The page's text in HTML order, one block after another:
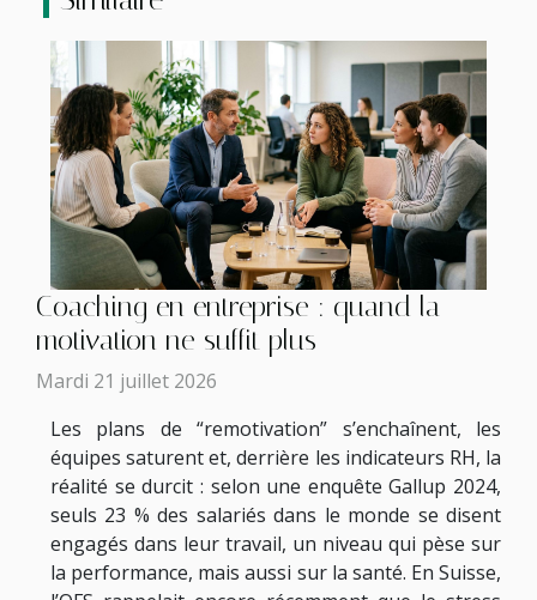
Coaching en entreprise : quand la
motivation ne suffit plus
Mardi 21 juillet 2026
Les plans de “remotivation” s’enchaînent, les
équipes saturent et, derrière les indicateurs RH, la
réalité se durcit : selon une enquête Gallup 2024,
seuls 23 % des salariés dans le monde se disent
engagés dans leur travail, un niveau qui pèse sur
la performance, mais aussi sur la santé. En Suisse,